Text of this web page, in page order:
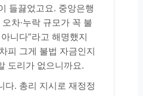
들끓었고요. 중앙은행
차·누락 규모가 꼭 불
니다”라고 해명했지
피 그게 불법 자금인지
도리가 없으니까요.
다. 총리 지시로 재정정